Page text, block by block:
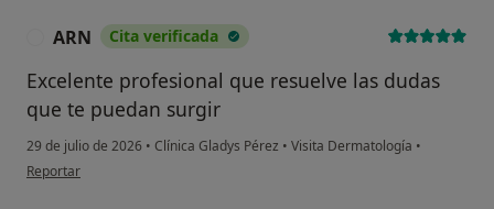
ARN Cita verificada
Excelente profesional que resuelve las dudas
que te puedan surgir
29 de julio de 2026 • Clínica Gladys Pérez • Visita Dermatología •
en opinión del usuario ARN
Reportar